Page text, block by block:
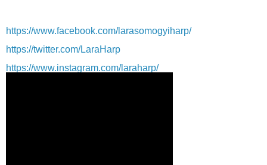
https://www.facebook.com/larasomogyiharp/
https://twitter.com/LaraHarp
https://www.instagram.com/laraharp/